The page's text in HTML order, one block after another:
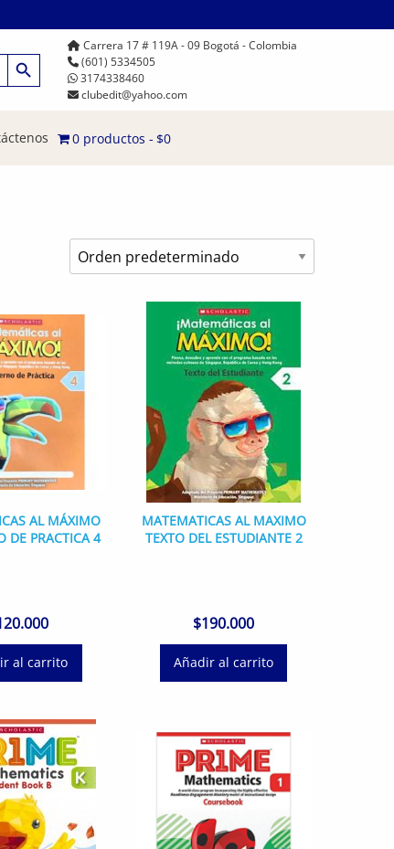
Botón de búsqueda
Carrera 17 # 119A - 09 Bogotá - Colombia
(601) 5334505
3174338460
clubedit@yahoo.com
0 productos $0
AL MÁXIMO
DE PRACTICA 4
al carrito
MATEMATICAS AL MAXIMO
TEXTO DEL ESTUDIANTE 2
$190.000
Añadir al carrito